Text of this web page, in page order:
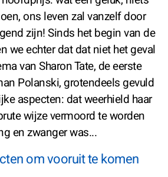
ons leven zal vanzelf door
zijn! Sinds het begin van de
we echter dat dat niet het geval
van Sharon Tate, de eerste
Polanski, grotendeels gevuld
aspecten: dat weerhield haar
wijze vermoord te worden
en zwanger was...
om vooruit te komen